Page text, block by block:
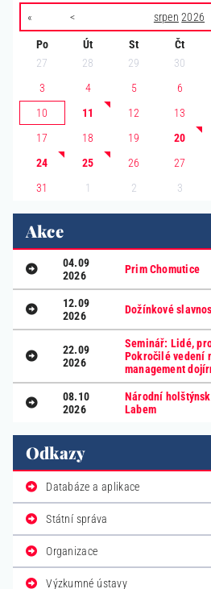
« < srpen 2026
Po Út St Čt
27
28 29 30
3
4 5 6
10
11 12 13
17
18 19 20
24
25 26 27
31
1 2 3
Akce
04.09
2026
Prim Chomutice
12.09
2026
Dožínkové
22.09
2026
Seminář: Lidé,
Pokročilé vedení
management
08.10
2026
Národní
Labem
Odkazy
Databáze a aplikace
Státní správa
Organizace
Výzkumné ústavy